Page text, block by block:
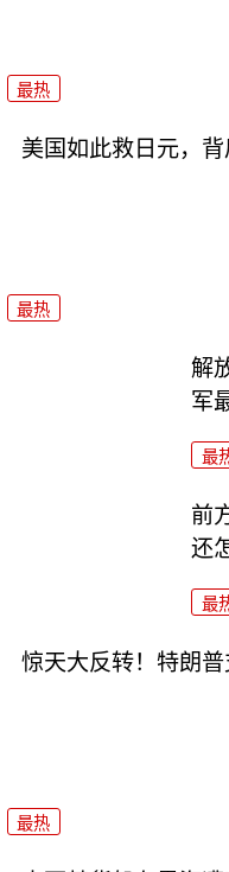
最热
美国如此救日元，背
最热
解
军
最
前
还
最
惊天大反转！特朗
最热